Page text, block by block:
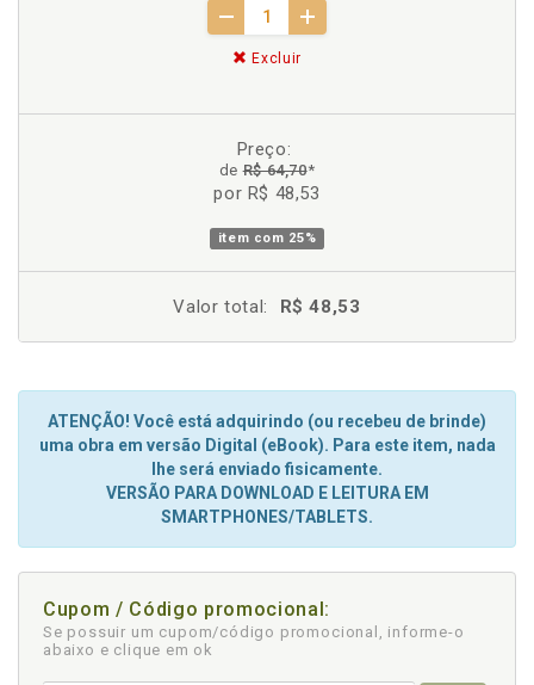
Excluir
Preço:
deR$ 64,70*
por R$ 48,53
item com 25%
Valor total: R$ 48,53
ATENÇÃO! Você está adquirindo (ou recebeu de brinde)
uma obra em versão Digital (eBook). Para este item, nada
lhe será enviado fisicamente.
VERSÃO PARA DOWNLOAD E LEITURA EM
SMARTPHONES/TABLETS.
Cupom / Código promocional:
Se possuir um cupom/código promocional, informe-o
abaixo e clique em ok